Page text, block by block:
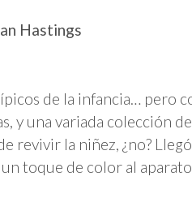
Hastings
de la infancia… pero
y una variada colección
revivir la niñez, ¿no?
toque de color al aparato